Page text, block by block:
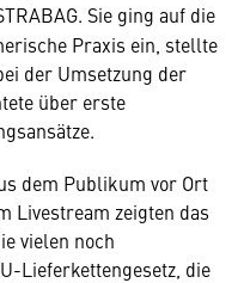
Sie ging auf die
Praxis ein, stellte
der Umsetzung der
über erste
dem Publikum vor Ort
Livestream zeigten das
vielen noch
Lieferkettengesetz, die